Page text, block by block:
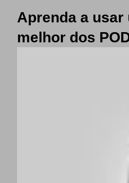
Aprenda a
melhor dos